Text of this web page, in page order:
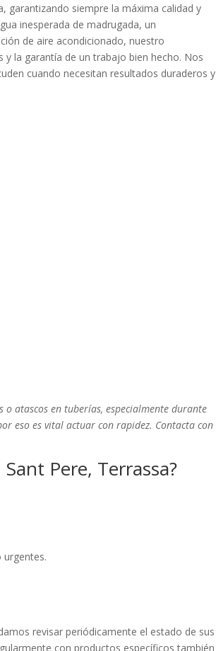
garantizando siempre la máxima calidad y
inesperada de madrugada, un
de aire acondicionado, nuestro
la garantía de un trabajo bien hecho. Nos
cuando necesitan resultados duraderos y
o atascos en tuberías, especialmente durante
eso es vital actuar con rapidez. Contacta con
Pere, Terrassa?
urgentes.
revisar periódicamente el estado de sus
con productos específicos también